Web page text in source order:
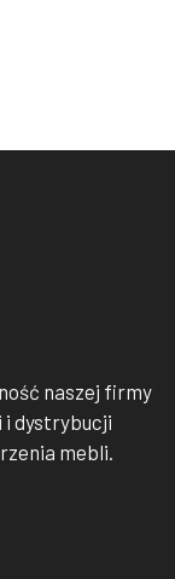
naszej firmy
dystrybucji
mebli.